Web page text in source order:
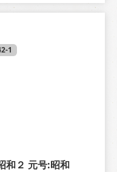
1
和２ 元号:昭和